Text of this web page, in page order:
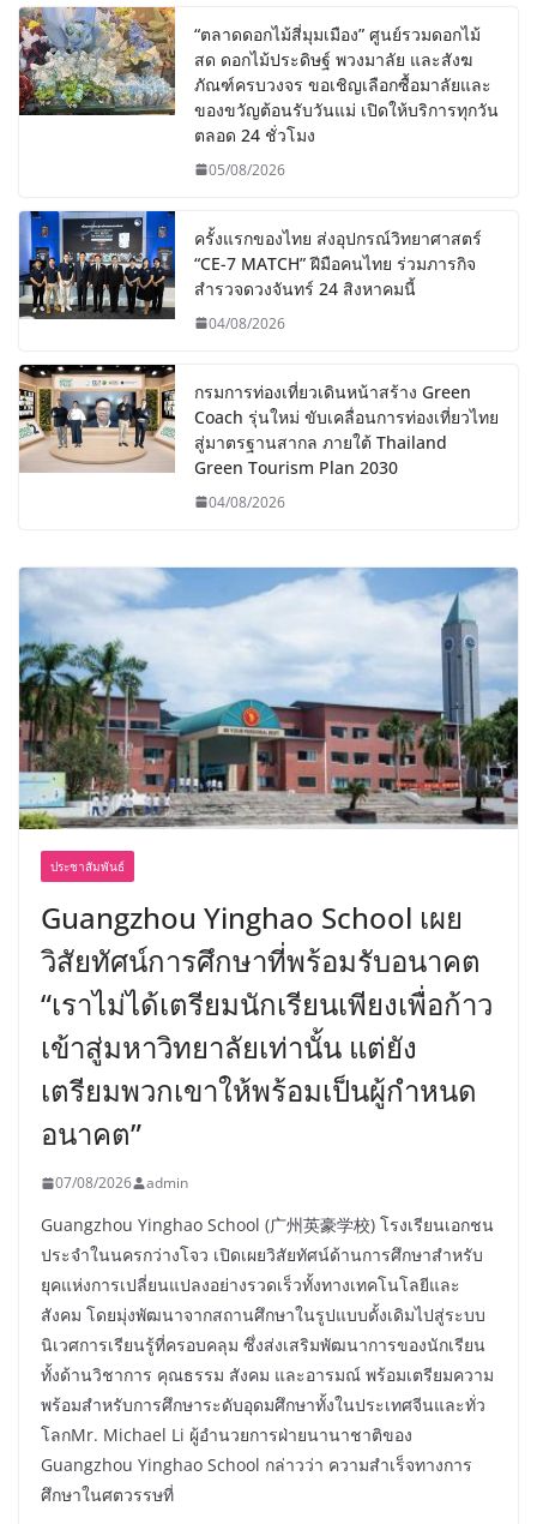
“ตลาดดอกไม้สี่มุมเมือง” ศูนย์รวมดอกไม้
สด ดอกไม้ประดิษฐ์ พวงมาลัย และสังฆ
ภัณฑ์ครบวงจร ขอเชิญเลือกซื้อมาลัยและ
ของขวัญต้อนรับวันแม่ เปิดให้บริการทุกวัน
ตลอด 24 ชั่วโมง
05/08/2026
ครั้งแรกของไทย ส่งอุปกรณ์วิทยาศาสตร์
“CE-7 MATCH” ฝีมือคนไทย ร่วมภารกิจ
สำรวจดวงจันทร์ 24 สิงหาคมนี้
04/08/2026
กรมการท่องเที่ยวเดินหน้าสร้าง Green
Coach รุ่นใหม่ ขับเคลื่อนการท่องเที่ยวไทย
สู่มาตรฐานสากล ภายใต้ Thailand
Green Tourism Plan 2030
04/08/2026
ประชาสัมพันธ์
Guangzhou Yinghao School เผย
วิสัยทัศน์การศึกษาที่พร้อมรับอนาคต
“เราไม่ได้เตรียมนักเรียนเพียงเพื่อก้าว
เข้าสู่มหาวิทยาลัยเท่านั้น แต่ยัง
เตรียมพวกเขาให้พร้อมเป็นผู้กำหนด
อนาคต”
07/08/2026 admin
Guangzhou Yinghao School (广州英豪学校) โรงเรียนเอกชน
ประจำในนครกว่างโจว เปิดเผยวิสัยทัศน์ด้านการศึกษาสำหรับ
ยุคแห่งการเปลี่ยนแปลงอย่างรวดเร็วทั้งทางเทคโนโลยีและ
สังคม โดยมุ่งพัฒนาจากสถานศึกษาในรูปแบบดั้งเดิมไปสู่ระบบ
นิเวศการเรียนรู้ที่ครอบคลุม ซึ่งส่งเสริมพัฒนาการของนักเรียน
ทั้งด้านวิชาการ คุณธรรม สังคม และอารมณ์ พร้อมเตรียมความ
พร้อมสำหรับการศึกษาระดับอุดมศึกษาทั้งในประเทศจีนและทั่ว
โลกMr. Michael Li ผู้อำนวยการฝ่ายนานาชาติของ
Guangzhou Yinghao School กล่าวว่า ความสำเร็จทางการ
ศึกษาในศตวรรษที่